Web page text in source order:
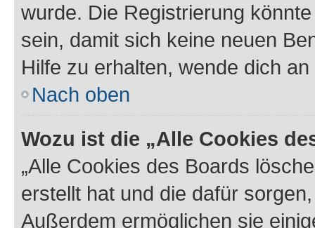
wurde. Die Registrierung
sein, damit sich keine neuen
Hilfe zu erhalten, wende dich
Nach oben
Wozu ist die „Alle Cookies
„Alle Cookies des Boards
erstellt hat und die dafür
Außerdem ermöglichen sie